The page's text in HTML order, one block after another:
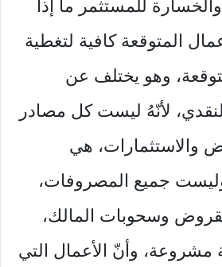
للمستثمر ما إذا
المتوقعة كافية لتغطية
وهو يختلف عن
لأنّهُ ليست كل مصادر
والاستثمارات، هي
جميع المصروفات،
وسحوبات المالك،
وأنّ الأعمال التي